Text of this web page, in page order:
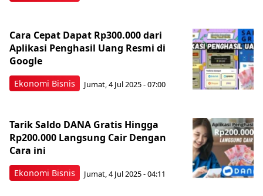
Ekonomi Bisnis
Cara Cepat Dapat Rp300.000 dari
Aplikasi Penghasil Uang Resmi di
Google
Jumat, 4 Jul 2025 - 07:00
Ekonomi Bisnis
Tarik Saldo DANA Gratis Hingga
Rp200.000 Langsung Cair Dengan
Cara ini
Jumat, 4 Jul 2025 - 04:11